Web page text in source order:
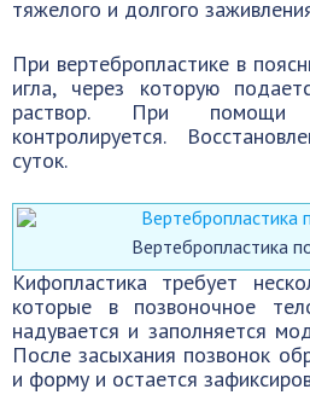
тяжелого и долгого
При вертебропластике в
игла, через которую
раствор. При помощи
контролируется.
суток.
Вертебропластика
Кифопластика требует
которые в позвоночное
надувается и заполняется
После засыхания позвонок
и форму и остается